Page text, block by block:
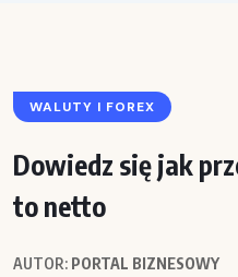
WALUTY I FOREX
Dowiedz się jak
to netto
AUTOR: PORTAL BIZNESOWY